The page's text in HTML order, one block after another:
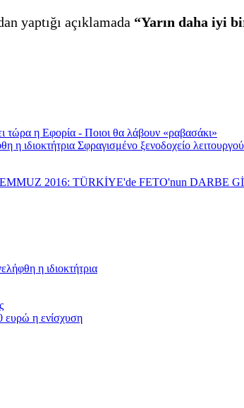
yaptığı açıklamada “Yarın daha iyi
τώρα η Εφορία - Ποιοι θα λάβουν «ραβασάκι»
Σφραγισμένο ξενοδοχείο
2016: TÜRKİYE'de FETO'nun DARBE
η ιδιοκτήτρια
ευρώ η ενίσχυση